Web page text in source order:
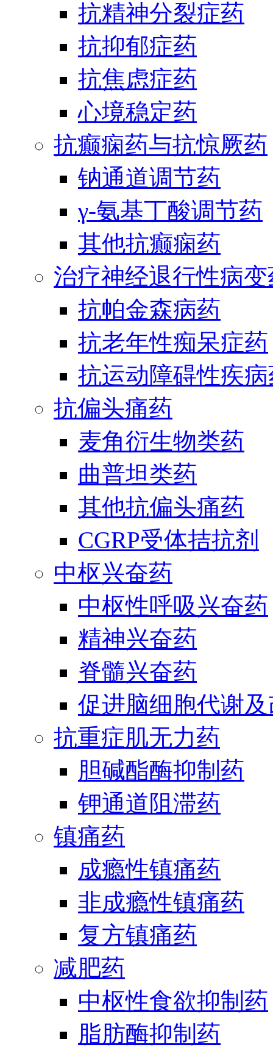
抗精神分裂症药
抗抑郁症药
抗焦虑症药
心境稳定药
抗癫痫药与抗惊厥药
钠通道调节药
γ-氨基丁酸调节药
其他抗癫痫药
治疗神经退行性病
抗帕金森病药
抗老年性痴呆症药
抗运动障碍性疾
抗偏头痛药
麦角衍生物类药
曲普坦类药
其他抗偏头痛药
CGRP受体拮抗剂
中枢兴奋药
中枢性呼吸兴奋药
精神兴奋药
脊髓兴奋药
促进脑细胞代谢
抗重症肌无力药
胆碱酯酶抑制药
钾通道阻滞药
镇痛药
成瘾性镇痛药
非成瘾性镇痛药
复方镇痛药
减肥药
中枢性食欲抑制药
脂肪酶抑制药